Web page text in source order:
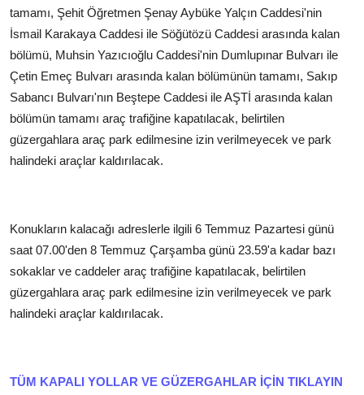
tamamı, Şehit Öğretmen Şenay Aybüke Yalçın Caddesi'nin
İsmail Karakaya Caddesi ile Söğütözü Caddesi arasında kalan
bölümü, Muhsin Yazıcıoğlu Caddesi'nin Dumlupınar Bulvarı ile
Çetin Emeç Bulvarı arasında kalan bölümünün tamamı, Sakıp
Sabancı Bulvarı'nın Beştepe Caddesi ile AŞTİ arasında kalan
bölümün tamamı araç trafiğine kapatılacak, belirtilen
güzergahlara araç park edilmesine izin verilmeyecek ve park
halindeki araçlar kaldırılacak.
Konukların kalacağı adreslerle ilgili 6 Temmuz Pazartesi günü
saat 07.00'den 8 Temmuz Çarşamba günü 23.59'a kadar bazı
sokaklar ve caddeler araç trafiğine kapatılacak, belirtilen
güzergahlara araç park edilmesine izin verilmeyecek ve park
halindeki araçlar kaldırılacak.
TÜM KAPALI YOLLAR VE GÜZERGAHLAR İÇİN TIKLAYIN